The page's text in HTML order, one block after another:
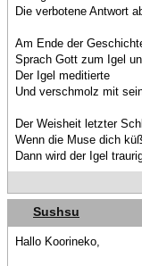
Die verbotene Antwort
Am Ende der
Sprach Gott zum Igel
Der Igel meditierte
Und verschmolz mit
Der Weisheit letzter
Wenn die Muse dich
Dann wird der Igel
Sushsu
Hallo Koorineko,